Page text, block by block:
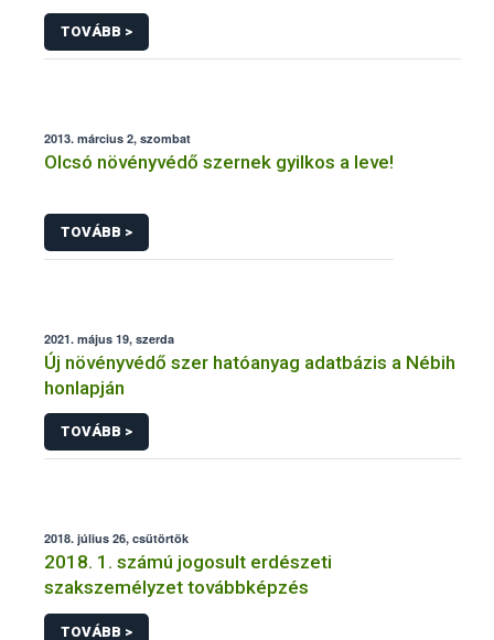
TOVÁBB >
2013. március 2, szombat
Olcsó növényvédő szernek gyilkos a leve!
TOVÁBB >
2021. május 19, szerda
Új növényvédő szer hatóanyag adatbázis a Nébih
honlapján
TOVÁBB >
2018. július 26, csütörtök
2018. 1. számú jogosult erdészeti
szakszemélyzet továbbképzés
TOVÁBB >